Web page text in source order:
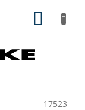
17523